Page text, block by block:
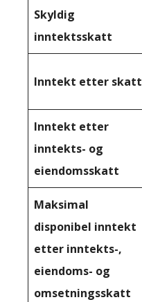
Skyldig
inntektsskatt
Inntekt etter skatt
Inntekt etter
inntekts- og
eiendomsskatt
Maksimal
disponibel inntekt
etter inntekts-,
eiendoms- og
omsetningsskatt